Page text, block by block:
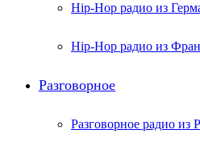
Hip-Hop радио из
Hip-Hop радио из
Разговорное
Разговорное радио из